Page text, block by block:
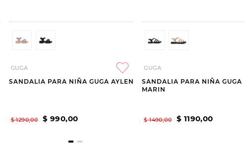
GUGA
SANDALIA PARA NIÑA GUGA AYLEN
$ 1290,00 $ 990,00
GUGA
SANDALIA PARA NIÑA GUGA
MARIN
$ 1490,00 $ 1190,00